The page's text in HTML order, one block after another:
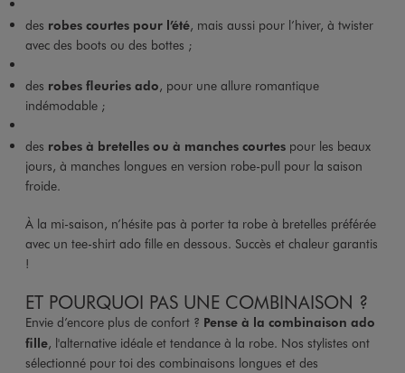
des robes courtes pour l’été, mais aussi pour l’hiver, à twister
avec des boots ou des bottes ;
des robes fleuries ado, pour une allure romantique
indémodable ;
des robes à bretelles ou à manches courtespour les beaux
jours, à manches longues en version robe-pull pour la saison
froide.
À la mi-saison, n’hésite pas à porter ta robe à bretelles préférée
avec un tee-shirt ado fille en dessous. Succès et chaleur garantis
!
ET POURQUOI PAS UNE COMBINAISON ?
Envie d’encore plus de confort ? Pense à la combinaison ado
fille, l'alternative idéale et tendance à la robe. Nos stylistes ont
sélectionné pour toi des combinaisons longues et des